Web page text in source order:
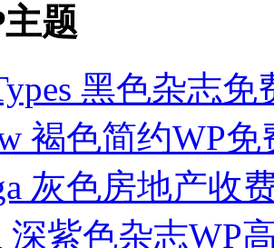
题
黑色杂志免
褐色简约WP免
灰色房地产收
深紫色杂志WP